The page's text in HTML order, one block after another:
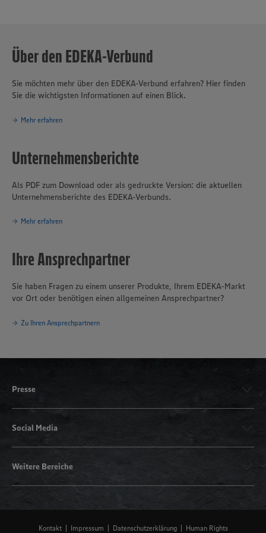
Über den EDEKA-Verbund
Sie möchten mehr über den EDEKA-Verbund erfahren? Hier finden
Sie die wichtigsten Informationen auf einen Blick.
Mehr erfahren
Unternehmensberichte
Als PDF zum Download oder als gedruckte Version: die aktuellen
Unternehmensberichte des EDEKA-Verbunds.
Mehr erfahren
Ihre Ansprechpartner
Sie haben Fragen zu einem unserer Produkte, Ihrem EDEKA-Markt
vor Ort oder benötigen einen allgemeinen Ansprechpartner?
Zu Ihren Ansprechpartnern
Presse
Social Media
Weitere Bereiche
Kontakt Impressum Datenschutzerklärung Human Rights